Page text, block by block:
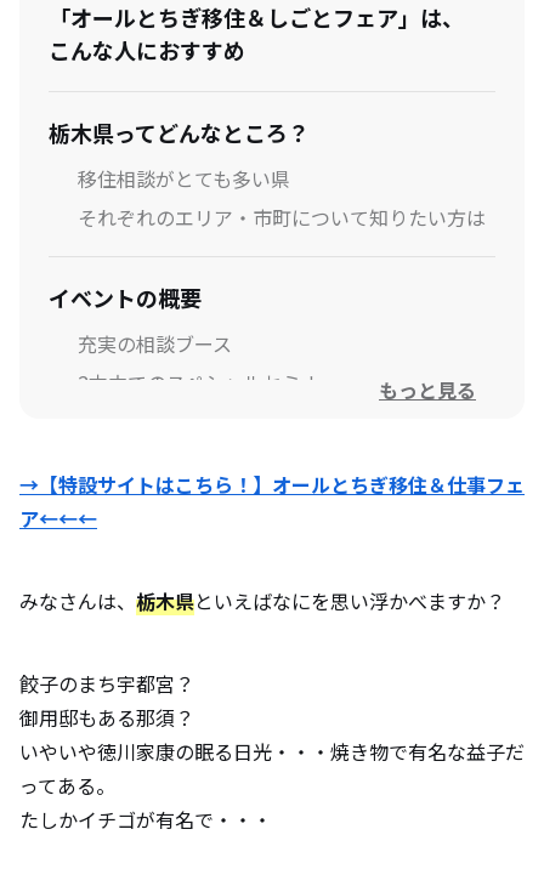
「オールとちぎ移住＆しごとフェア」は、
こんな人におすすめ
栃木県ってどんなところ？
移住相談がとても多い県
それぞれのエリア・市町について知りたい方は
イベントの概要
充実の相談ブース
2本立てのスペシャルセミナー
予約をすれば来場者特典がもらえる
イベントについてもっと詳しく知りたい方
は
もっと見る
→【特設サイトはこちら！】オールとちぎ移住＆仕事フェ
ア←←←
みなさんは、 栃木県といえばなにを思い浮かべますか？
餃子のまち宇都宮？
御用邸もある那須？
いやいや徳川家康の眠る日光・・・焼き物で有名な益子だ
ってある。
たしかイチゴが有名で・・・